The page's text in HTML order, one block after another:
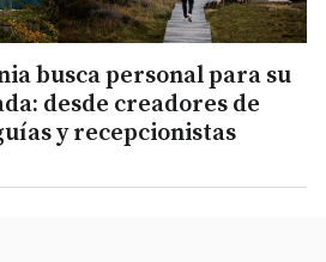
busca personal para su
desde creadores de
y recepcionistas